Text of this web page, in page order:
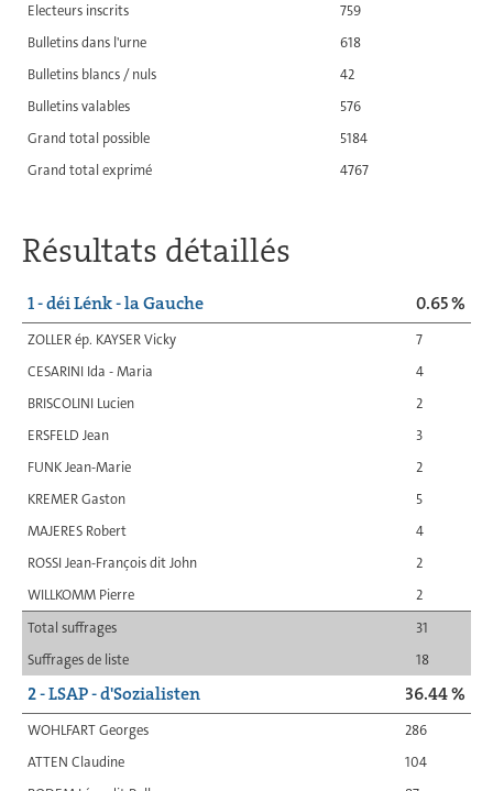
Electeurs inscrits
759
Bulletins dans l'urne
618
Bulletins blancs / nuls
42
Bulletins valables
576
Grand total possible
5184
Grand total exprimé
4767
Résultats détaillés
1 - déi Lénk - la Gauche 0.65 %
ZOLLER ép. KAYSER Vicky
7
CESARINI Ida - Maria
4
BRISCOLINI Lucien
2
ERSFELD Jean
3
FUNK Jean-Marie
2
KREMER Gaston
5
MAJERES Robert
4
ROSSI Jean-François dit John
2
WILLKOMM Pierre
2
Total suffrages
31
Suffrages de liste
18
2 - LSAP - d'Sozialisten 36.44 %
WOHLFART Georges
286
ATTEN Claudine
104